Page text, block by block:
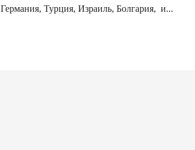
Германия, Турция, Израиль, Болгария, и...